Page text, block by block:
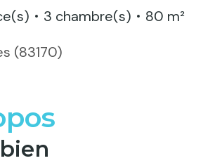
3 chambre(s)
80 m²
(83170)